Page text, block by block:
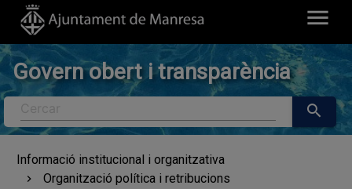
menu
Govern obert i transparència
Cercar
search
Informació institucional i organitzativa
Organització política i retribucions